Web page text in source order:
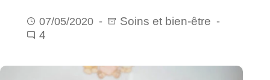
07/05/2020
Soins et bien-être
4